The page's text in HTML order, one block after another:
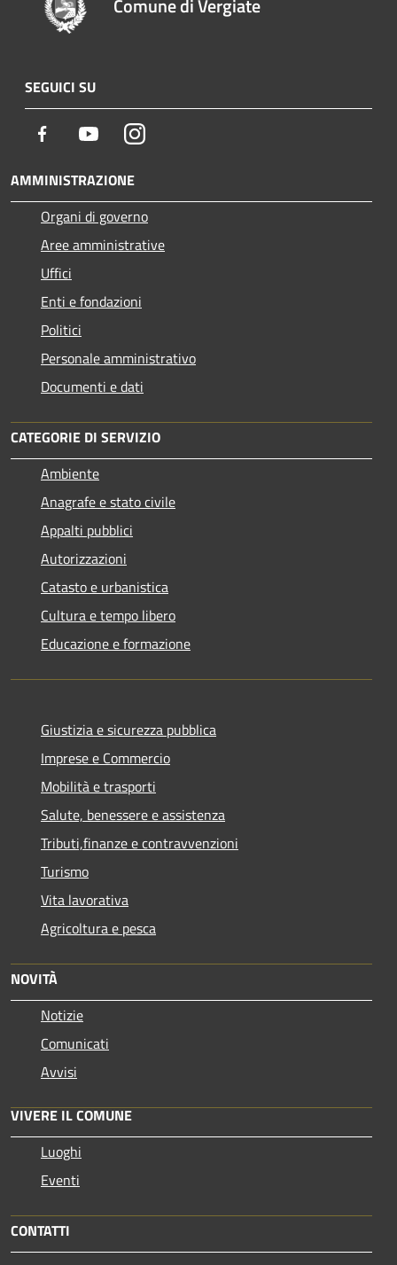
SEGUICI SU
Facebook YoutubeInstagram
AMMINISTRAZIONE
Organi di governo
Aree amministrative
Uffici
Enti e fondazioni
Politici
Personale amministrativo
Documenti e dati
CATEGORIE DI SERVIZIO
Ambiente
Anagrafe e stato civile
Appalti pubblici
Autorizzazioni
Catasto e urbanistica
Cultura e tempo libero
Educazione e formazione
Giustizia e sicurezza pubblica
Imprese e Commercio
Mobilità e trasporti
Salute, benessere e assistenza
Tributi,finanze e contravvenzioni
Turismo
Vita lavorativa
Agricoltura e pesca
NOVITÀ
Notizie
Comunicati
Avvisi
VIVERE IL COMUNE
Luoghi
Eventi
CONTATTI